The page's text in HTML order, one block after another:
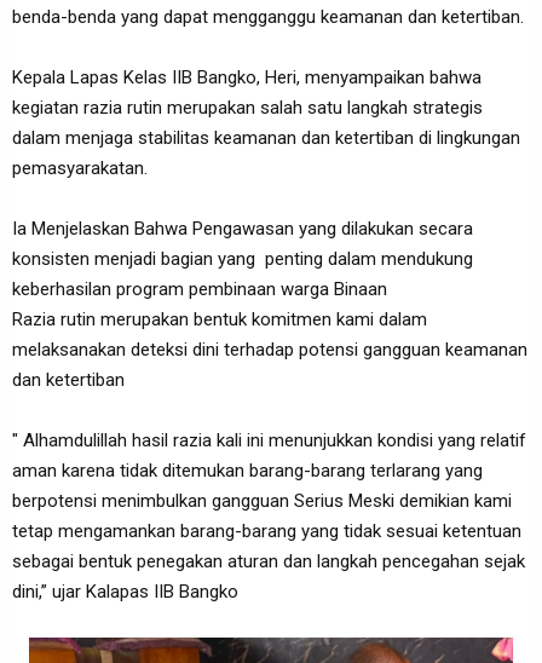
benda-benda yang dapat mengganggu keamanan dan ketertiban.
Kepala Lapas Kelas IIB Bangko, Heri, menyampaikan bahwa
kegiatan razia rutin merupakan salah satu langkah strategis
dalam menjaga stabilitas keamanan dan ketertiban di lingkungan
pemasyarakatan.
Ia Menjelaskan Bahwa Pengawasan yang dilakukan secara
konsisten menjadi bagian yang penting dalam mendukung
keberhasilan program pembinaan warga Binaan
Razia rutin merupakan bentuk komitmen kami dalam
melaksanakan deteksi dini terhadap potensi gangguan keamanan
dan ketertiban
" Alhamdulillah hasil razia kali ini menunjukkan kondisi yang relatif
aman karena tidak ditemukan barang-barang terlarang yang
berpotensi menimbulkan gangguan Serius Meski demikian kami
tetap mengamankan barang-barang yang tidak sesuai ketentuan
sebagai bentuk penegakan aturan dan langkah pencegahan sejak
dini,” ujar Kalapas IIB Bangko